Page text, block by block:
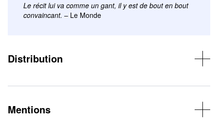
Le récit lui va comme un gant, il y est de bout en bout
convaincant. – Le Monde
Distribution
Intempestifs – Mise en scène : Johanny Bert – Assistanat à la
Vincent Dedienne – Dessinatrice au plateau : Irène Vignaud –
Création lumière : Robin Laporte – Création silhouette : Amélie
Mentions